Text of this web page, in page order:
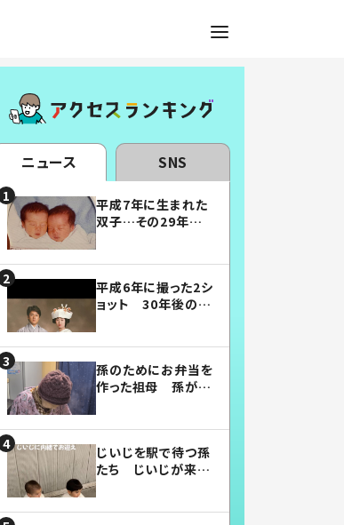
ニュース SNS
平成7年に生まれた
双子…その29年後
平成6年に撮った2シ
ョット 30年後の姿
孫のためにお弁当を
作った祖母 孫が絶
じいじを駅で待つ孫
たち じいじが来た